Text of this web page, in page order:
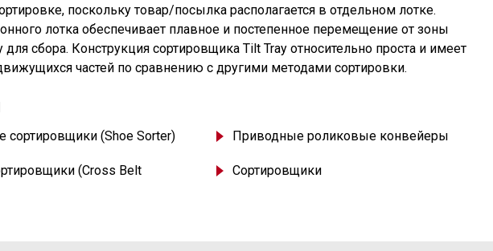
поскольку товар/посылка располагается в отдельном лотке.
лотка обеспечивает плавное и постепенное перемещение от зоны
для сбора. Конструкция сортировщика Tilt Tray относительно проста и имеет
частей по сравнению с другими методами сортировки.
сортировщики (Shoe Sorter)
(Cross Belt
Приводные роликовые конвейеры
Сортировщики